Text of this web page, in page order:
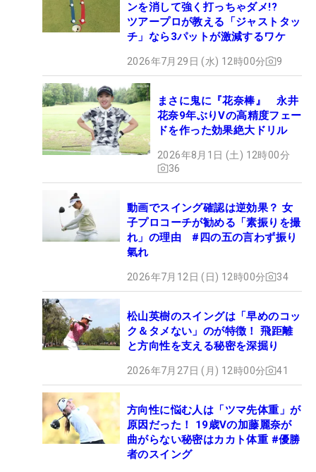
ンを消して強く打っちゃダメ!?
ツアープロが教える「ジャストタッ
チ」なら3パットが激減するワケ
2026年7月29日 (水) 12時00分 9
まさに鬼に『花奈棒』 永井
花奈9年ぶりVの高精度フェー
ドを作った効果絶大ドリル
2026年8月1日 (土) 12時00分
36
動画でスイング確認は逆効果？ 女
子プロコーチが勧める「素振りを撮
れ」の理由 #四の五の言わず振り
氣れ
2026年7月12日 (日) 12時00分 34
松山英樹のスイングは「早めのコッ
ク＆タメない」のが特徴！ 飛距離
と方向性を支える秘密を深掘り
2026年7月27日 (月) 12時00分 41
方向性に悩む人は「ツマ先体重」が
原因だった！ 19歳Vの加藤麗奈が
曲がらない秘密はカカト体重 #優勝
者のスイング